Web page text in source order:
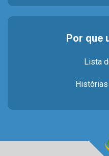
Por que
Lista